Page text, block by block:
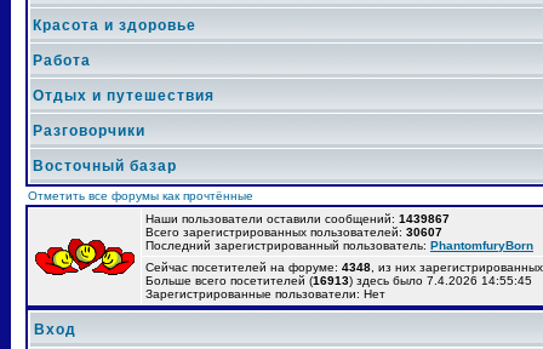
Красота и здоровье
Работа
Отдых и путешествия
Разговорчики
Восточный базар
Отметить все форумы как прочтённые
Наши пользователи оставили сообщений: 1439867
Всего зарегистрированных пользователей: 30607
Последний зарегистрированный пользователь: PhantomfuryBorn
Сейчас посетителей на форуме: 4348 , из них
Больше всего посетителей (16913) здесь было 7.4.2026 14:55:45
Зарегистрированные пользователи: Нет
Вход